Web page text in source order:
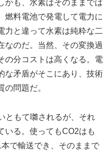
かも、水素はそのままでは
燃料電池で発電して電力に
力と違って水素は純粋な二
なのだ。当然、その変換過
の分コストは高くなる。電
な矛盾がそこにあり、技術
問題だ。
ともて囃されるが、それ
いる。使ってもCO2はも
で輸送でき、そのままで